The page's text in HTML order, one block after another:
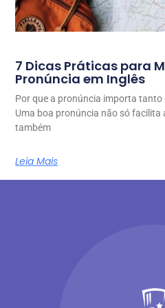
7 Dicas Práticas para
Pronúncia em Inglês
Por que a pronúncia importa tanto
Uma boa pronúncia não só facilita
também
Leia Mais